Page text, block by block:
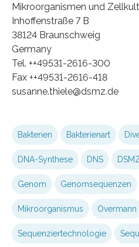
Mikroorganismen und
Inhoffenstraße 7 B
38124 Braunschweig
Germany
Tel. ++49531-2616-300
Fax ++49531-2616-418
susanne.thiele@dsmz.de
Bakterien Bakterienart
DNA-Synthese DNS
Genom Genomsequenzen
Mikroorganismus Overmann
Sequenziertechnologie